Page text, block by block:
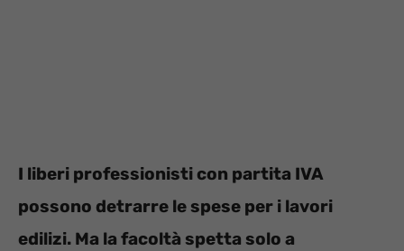
I liberi professionisti con partita IVA
possono detrarre le spese per i lavori
edilizi. Ma la facoltà spetta solo a